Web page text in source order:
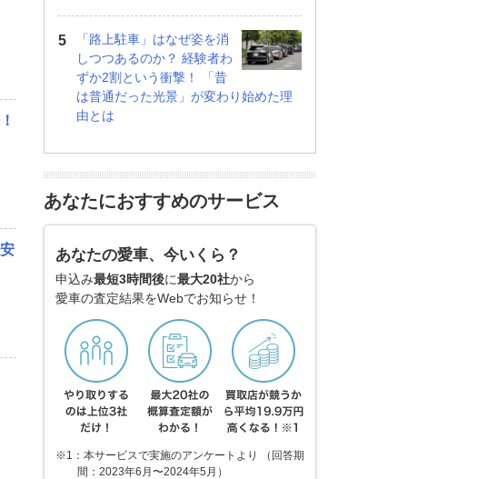
「路上駐車」はなぜ姿を消
しつつあるのか？ 経験者わ
ずか2割という衝撃！ 「昔
は普通だった光景」が変わり始めた理
由とは
あなたにおすすめのサービス
あなたの愛車、今いくら？
申込み最短3時間後に最大20社から
愛車の査定結果をWebでお知らせ！
※1：本サービスで実施のアンケートより （回答期
間：2023年6月〜2024年5月）